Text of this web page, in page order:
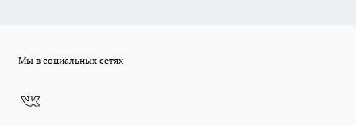
Мы в социальных сетях